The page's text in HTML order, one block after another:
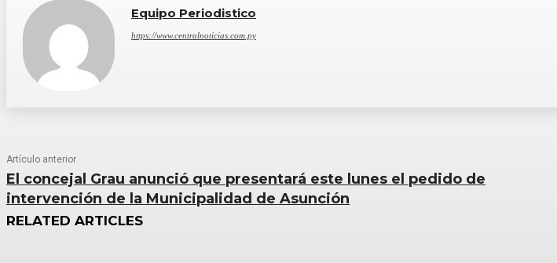
Equipo Periodistico
https://www.centralnoticias.com.py
Artículo anterior
El concejal Grau anunció que presentará este lunes el pedido de
intervención de la Municipalidad de Asunción
RELATED ARTICLES